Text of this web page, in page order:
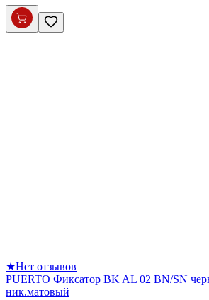
★Нет отзывов
PUERTO Фиксатор BK AL 02 BN/SN
ник.матовый